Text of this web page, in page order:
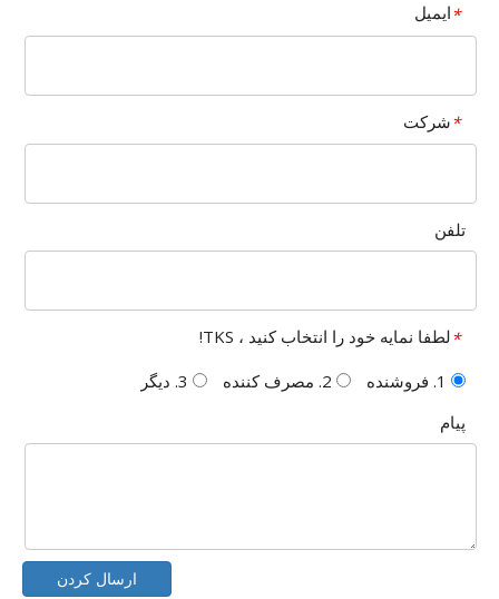
*ایمیل
*شرکت
تلفن
*لطفا نمایه خود را انتخاب کنید ، TKS!
پیام
ارسال کردن